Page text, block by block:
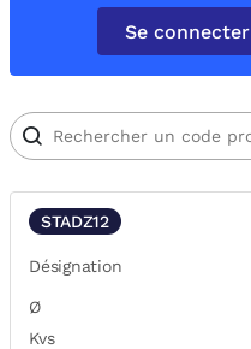
Se connecter
STADZ12
Désignation
Ø
Kvs